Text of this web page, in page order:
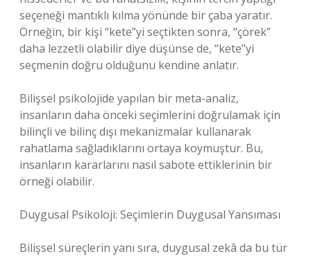
seçeneği mantıklı kılma yönünde bir çaba yaratır.
Örneğin, bir kişi “kete”yi seçtikten sonra, “çörek”
daha lezzetli olabilir diye düşünse de, “kete”yi
seçmenin doğru olduğunu kendine anlatır.
Bilişsel psikolojide yapılan bir meta-analiz,
insanların daha önceki seçimlerini doğrulamak için
bilinçli ve bilinç dışı mekanizmalar kullanarak
rahatlama sağladıklarını ortaya koymuştur. Bu,
insanların kararlarını nasıl sabote ettiklerinin bir
örneği olabilir.
Duygusal Psikoloji: Seçimlerin Duygusal Yansıması
Bilişsel süreçlerin yanı sıra, duygusal zekâ da bu tür